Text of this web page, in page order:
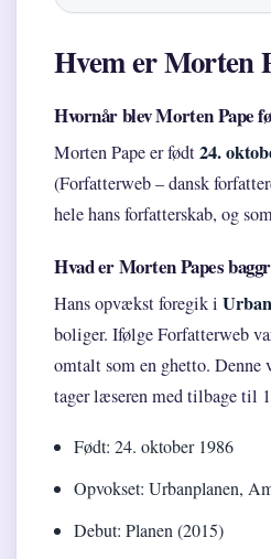
Hvem er Morten
Hvornår blev Morten Pape
Morten Pape er født24.
(Forfatterweb – dansk
hele hans forfatterskab, og
Hvad er Morten Papes
Hans opvækst foregik i
boliger. Ifølge Forfatterweb
omtalt som en ghetto. Denne
tager læseren med tilbage til
Født: 24. oktober 1986
Opvokset: Urbanplanen,
Debut: Planen (2015)